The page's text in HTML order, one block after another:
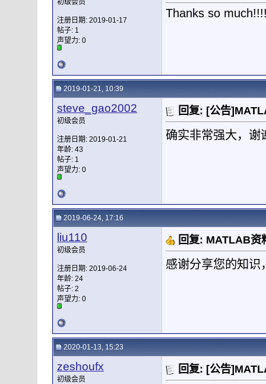
初级会员
注册日期: 2019-01-17
帖子: 1
声望力: 0
Thanks so
2019-01-21, 10:39
steve_gao2002
初级会员
注册日期: 2019-01-21
年龄: 43
帖子: 1
声望力: 0
回复: [公告
确实非常强大，谢
2019-06-24, 17:16
liu110
初级会员
注册日期: 2019-06-24
年龄: 24
帖子: 2
声望力: 0
回复: MATLAB资
感谢分享您的知识
2020-01-13, 15:23
zeshoufx
初级会员
回复: [公告